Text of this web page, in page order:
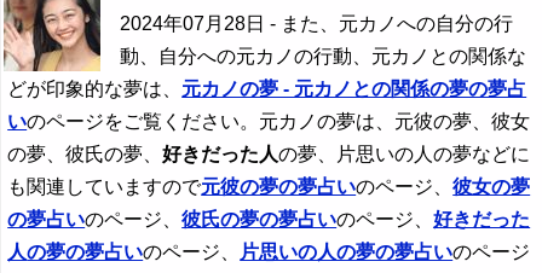
2024年07月28日 - また、元カノへの自分の行
動、自分への元カノの行動、元カノとの関係な
どが印象的な夢は、 元カノの夢 - 元カノとの関係の夢の夢占
いのページをご覧ください。元カノの夢は、元彼の夢、彼女
の夢、彼氏の夢、好きだった人の夢、片思いの人の夢などに
も関連していますので元彼の夢の夢占いのページ、彼女の夢
の夢占いのページ、彼氏の夢の夢占いのページ、好きだった
人の夢の夢占いのページ、 片思いの人の夢の夢占いのページ